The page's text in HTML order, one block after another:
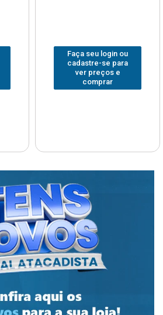
Faça seu login ou
cadastre-se para
ver preços e
comprar